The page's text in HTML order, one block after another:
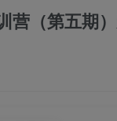
营（第五